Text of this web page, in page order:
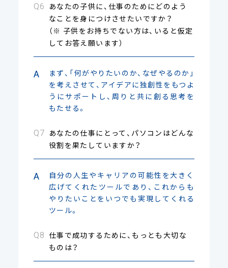
あなたの子供に、仕事のためにどのよう
なことを身につけさせたいですか？
（※ 子供をお持ちでない方は、いると仮定
してお答え願います）
まず、「何がやりたいのか、なぜやるのか」
を考えさせて、アイデアに独創性をもつよ
うにサポートし、周りと共に創る思考を
もたせる。
あなたの仕事にとって、パソコンはどんな
役割を果たしていますか？
自分の人生やキャリアの可能性を大きく
広げてくれたツールであり、これからも
やりたいことをいつでも実現してくれる
ツール。
仕事で成功するために、もっとも大切な
ものは？